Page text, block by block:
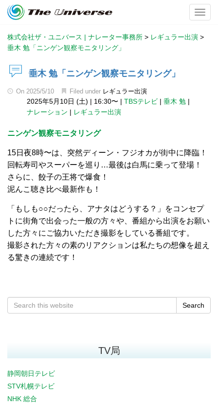
株式会社ザ・ユニバース | ナレーター事務所 > レギュラー出演 >
垂木 勉「ニンゲン観察モニタリング」
垂木 勉「ニンゲン観察モニタリング」
On 2025/5/10 Filed under レギュラー出演
2025年5月10日 (土) | 16:30〜 | TBSテレビ | 垂木 勉 |
ナレーション | レギュラー出演
ニンゲン観察モニタリング
15日夜8時〜は、突然ディーン・フジオカが街中に降臨！
回転寿司やスーパーを巡り…最後は白馬に乗って登場！
さらに、餃子の王将で爆食！
泥んこ聴き比べ最新作も！
「もしも○○だったら、アナタはどうする？」をコンセプ
トに街角で出会った一般の方々や、番組から出演をお願い
した方々にご協力いただき撮影をしている番組です。
撮影された方々の素のリアクションは私たちの想像を超え
る驚きの連続です！
Search
TV局
静岡朝日テレビ
STV札幌テレビ
NHK 総合